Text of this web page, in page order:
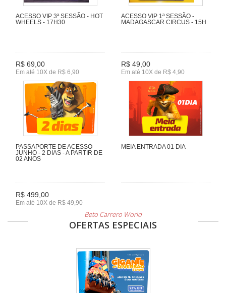
ACESSO VIP 3ª SESSÃO - HOT
WHEELS - 17H30
R$ 69,00
Em até 10X de R$ 6,90
ACESSO VIP 1ª SESSÃO -
MADAGASCAR CIRCUS - 15H
R$ 49,00
Em até 10X de R$ 4,90
PASSAPORTE DE ACESSO
JUNHO - 2 DIAS - A PARTIR DE
02 ANOS
R$ 499,00
Em até 10X de R$ 49,90
MEIA ENTRADA 01 DIA
Beto Carrero World
OFERTAS ESPECIAIS